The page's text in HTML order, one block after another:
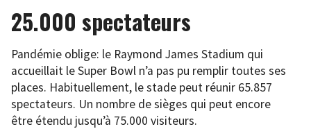
25.000 spectateurs
Pandémie oblige: le Raymond James Stadium qui
accueillait le Super Bowl n’a pas pu remplir toutes ses
places. Habituellement, le stade peut réunir 65.857
spectateurs. Un nombre de sièges qui peut encore
être étendu jusqu’à 75.000 visiteurs.